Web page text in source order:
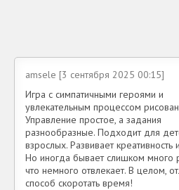
amsele [3 сентября 2025 00:15]
Игра с симпатичными героями и
увлекательным процессом
Управление простое, а задания
разнообразные. Подходит для
взрослых. Развивает креативность
Но иногда бывает слишком много
что немного отвлекает. В целом,
способ скоротать время!